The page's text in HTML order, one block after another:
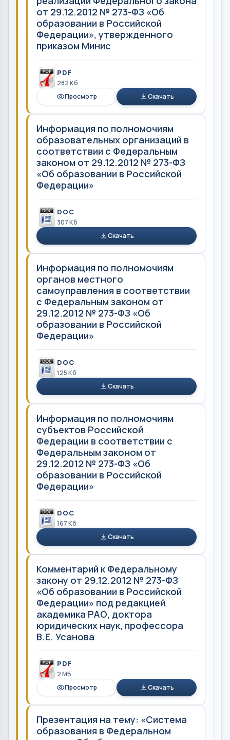
от 29.12.2012 № 273-ФЗ «Об
образовании в Российской
Федерации», утвержденного
приказом Минис
PDF
282 Кб
Просмотр
Скачать
Информация по полномочиям
образовательных организаций в
соответствии с Федеральным
законом от 29.12.2012 № 273-ФЗ
«Об образовании в Российской
Федерации»
DOC
307 Кб
Скачать
Информация по полномочиям
органов местного
самоуправления в соответствии
с Федеральным законом от
29.12.2012 № 273-ФЗ «Об
образовании в Российской
Федерации»
DOC
125 Кб
Скачать
Информация по полномочиям
субъектов Российской
Федерации в соответствии с
Федеральным законом от
29.12.2012 № 273-ФЗ «Об
образовании в Российской
Федерации»
DOC
167 Кб
Скачать
Комментарий к Федеральному
закону от 29.12.2012 № 273-ФЗ
«Об образовании в Российской
Федерации» под редакцией
академика РАО, доктора
юридических наук, профессора
В.Е. Усанова
PDF
2 MБ
Просмотр
Скачать
Презентация на тему: «Система
образования в Федеральном